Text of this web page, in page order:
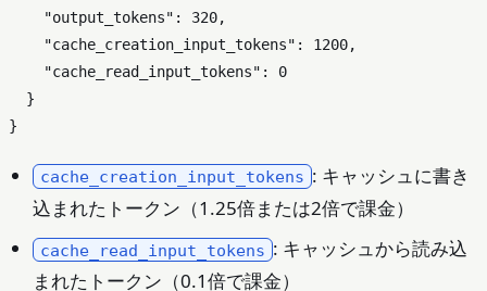
"output_tokens" : 320,
"cache_creation_input_tokens" : 1200,
"cache_read_input_tokens" :
0
}
}
cache_creation_input_tokens : キャッシュに書き
込まれたトークン（1.25倍または2倍で課金）
cache_read_input_tokens : キャッシュから読み込
まれたトークン（0.1倍で課金）